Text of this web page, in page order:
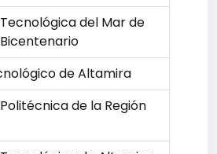
del Mar de
de Altamira
de la Región